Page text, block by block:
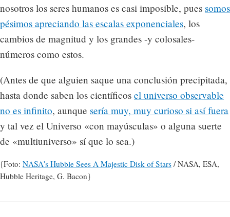
nosotros los seres humanos es casi imposible, pues somos
pésimos apreciando las escalas exponenciales, los
cambios de magnitud y los grandes -y colosales-
números como estos.
(Antes de que alguien saque una conclusión precipitada,
hasta donde saben los científicos el universo observable
no es infinito, aunque sería muy, muy curioso si así fuera
y tal vez el Universo «con mayúsculas» o alguna suerte
de «multiuniverso» sí que lo sea.)
{Foto: NASA's Hubble Sees A Majestic Disk of Stars / NASA, ESA,
Hubble Heritage, G. Bacon}